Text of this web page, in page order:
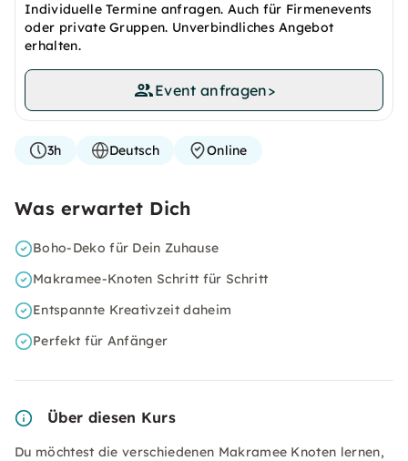
Individuelle Termine anfragen. Auch für Firmenevents
oder private Gruppen. Unverbindliches Angebot
erhalten.
Event anfragen>
3h Deutsch Online
Was erwartet Dich
Boho-Deko für Dein Zuhause
Makramee-Knoten Schritt für Schritt
Entspannte Kreativzeit daheim
Perfekt für Anfänger
Über diesen Kurs
Du möchtest die verschiedenen Makramee Knoten lernen,